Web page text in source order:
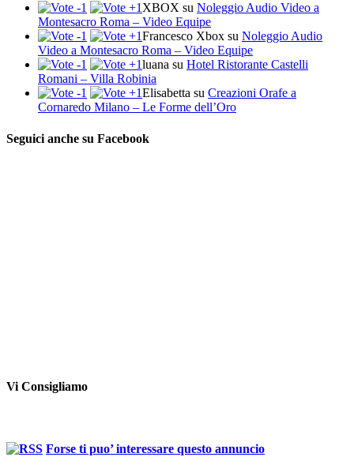
XBOX su Noleggio Audio Video a
Montesacro Roma – Video Equipe
Francesco Xbox su Noleggio Audio
Video a Montesacro Roma – Video Equipe
luana su Hotel Ristorante Castelli
Romani – Villa Robinia
Elisabetta su Creazioni Orafe a
Cornaredo Milano – Le Forme dell’Oro
Seguici anche su Facebook
Vi Consigliamo
Forse ti puo’ interessare questo annuncio